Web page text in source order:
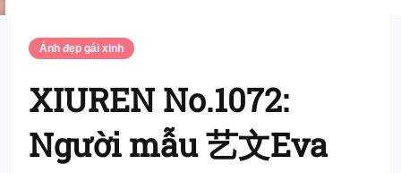
Ảnh đẹp gái xinh
XIUREN No.1072:
Người mẫu 艺文Eva